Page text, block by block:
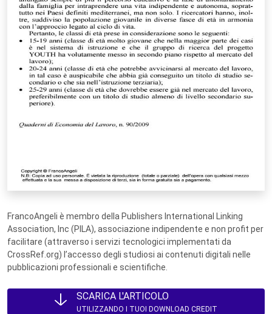
FrancoAngeli è membro della Publishers International Linking
Association, Inc (PILA), associazione indipendente e non profit per
facilitare (attraverso i servizi tecnologici implementati da
CrossRef.org) l’accesso degli studiosi ai contenuti digitali nelle
pubblicazioni professionali e scientifiche.
SCARICA L'ARTICOLO
UTILIZZANDO I TUOI DOWNLOAD CREDIT